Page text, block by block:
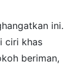
ini.
ciri khas
beriman,